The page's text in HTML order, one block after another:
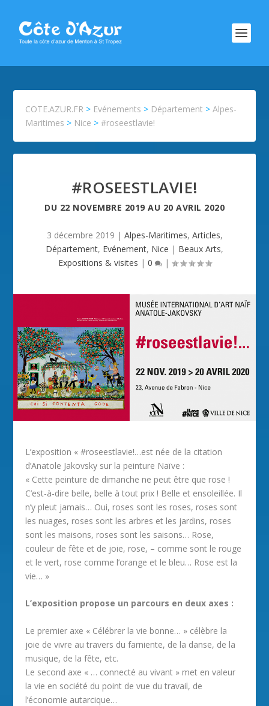
COTE.AZUR.FR > Evénements > Département >Alpes-
Maritimes > Nice >#roseestlavie!
#ROSEESTLAVIE!
DU 22 NOVEMBRE 2019 AU 20 AVRIL 2020
3 décembre 2019 | Alpes-Maritimes, Articles,
Département, Evénement, Nice | Beaux Arts,
Expositions & visites | 0 |
L’exposition « #roseestlavie!…est née de la citation
d’Anatole Jakovsky sur la peinture Naïve :
« Cette peinture de dimanche ne peut être que rose !
C’est-à-dire belle, belle à tout prix ! Belle et ensoleillée. Il
n’y pleut jamais… Oui, roses sont les roses, roses sont
les nuages, roses sont les arbres et les jardins, roses
sont les maisons, roses sont les saisons… Rose,
couleur de fête et de joie, rose, – comme sont le rouge
et le vert, rose comme l’orange et le bleu… Rose est la
vie… »
L’exposition propose un parcours en deux axes :
Le premier axe « Célébrer la vie bonne… » célèbre la
joie de vivre au travers du farniente, de la danse, de la
musique, de la fête, etc.
Le second axe « … connecté au vivant » met en valeur
la vie en société du point de vue du travail, de
l’économie autarcique…